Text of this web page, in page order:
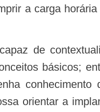
a carga
básicos;
conhecimento
orientar a